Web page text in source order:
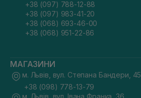
+38 (097) 788-12-88
+38 (097) 983-41-20
+38 (068) 693-46-00
+38 (068) 951-22-86
МАГАЗИНИ
м. Львів, вул. Степана Бандери, 45
+38 (098) 778-13-79
м. Львів, вул. Івана Франка, 36